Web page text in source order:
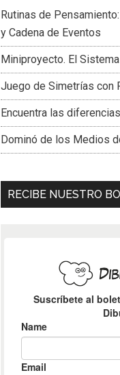
Rutinas de
y Cadena de Eventos
Miniproyecto. El
Juego de Simetrías con
Encuentra las
Dominó de los Medios
RECIBE NUESTRO